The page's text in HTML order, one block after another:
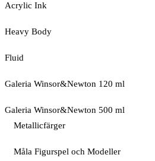
Acrylic Ink
Heavy Body
Fluid
Galeria Winsor&Newton 120 ml
Galeria Winsor&Newton 500 ml
Metallicfärger
Måla Figurspel och Modeller